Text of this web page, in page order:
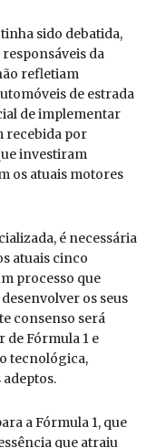
sido debatida,
responsáveis da
refletiam
de estrada
de implementar
recebida por
investiram
os atuais motores
é necessária
atuais cinco
processo que
os seus
consenso será
Fórmula 1 e
tecnológica,
a Fórmula 1, que
que atraiu